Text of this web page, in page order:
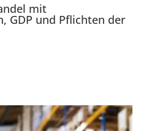
mit
GDP und Pflichten der